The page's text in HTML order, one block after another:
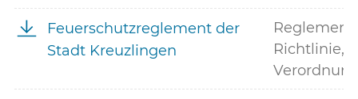
Feuerschutzreglement der
Stadt Kreuzlingen
Reglement,
Richtlinie,